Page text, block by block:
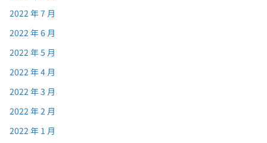
2022 年 7 月
2022 年 6 月
2022 年 5 月
2022 年 4 月
2022 年 3 月
2022 年 2 月
2022 年 1 月